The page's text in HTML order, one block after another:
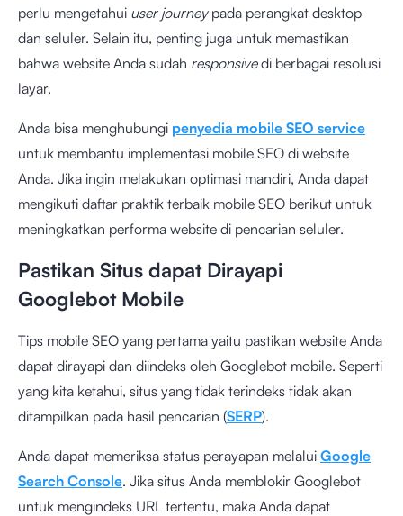
perlu mengetahui user journeypada perangkat desktop
dan seluler. Selain itu, penting juga untuk memastikan
bahwa website Anda sudah responsivedi berbagai resolusi
layar.
Anda bisa menghubungi penyedia mobile SEO service
untuk membantu implementasi mobile SEO di website
Anda. Jika ingin melakukan optimasi mandiri, Anda dapat
mengikuti daftar praktik terbaik mobile SEO berikut untuk
meningkatkan performa website di pencarian seluler.
Pastikan Situs dapat Dirayapi
Googlebot Mobile
Tips mobile SEO yang pertama yaitu pastikan website Anda
dapat dirayapi dan diindeks oleh Googlebot mobile. Seperti
yang kita ketahui, situs yang tidak terindeks tidak akan
ditampilkan pada hasil pencarian (SERP).
Anda dapat memeriksa status perayapan melalui Google
Search Console. Jika situs Anda memblokir Googlebot
untuk mengindeks URL tertentu, maka Anda dapat